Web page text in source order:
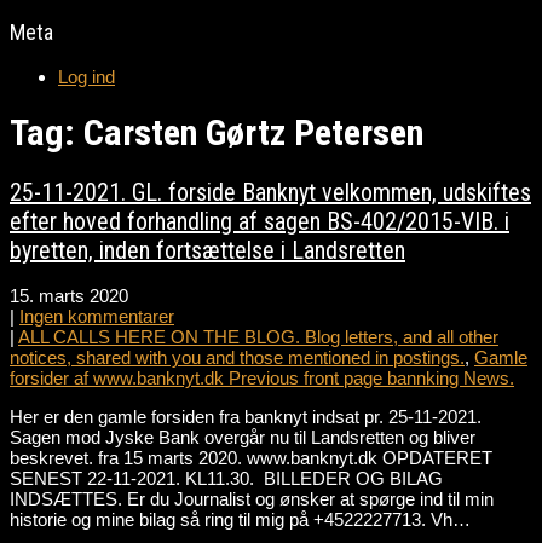
Meta
Log ind
Tag: Carsten Gørtz Petersen
25-11-2021. GL. forside Banknyt velkommen, udskiftes
efter hoved forhandling af sagen BS-402/2015-VIB. i
byretten, inden fortsættelse i Landsretten
15. marts 2020
| Ingen kommentarer
| ALL CALLS HERE ON THE BLOG. Blog letters, and all other
notices, shared with you and those mentioned in postings., Gamle
forsider af www.banknyt.dk Previous front page bannking News.
Her er den gamle forsiden fra banknyt indsat pr. 25-11-2021.
Sagen mod Jyske Bank overgår nu til Landsretten og bliver
beskrevet. fra 15 marts 2020. www.banknyt.dk OPDATERET
SENEST 22-11-2021. KL11.30. BILLEDER OG BILAG
INDSÆTTES. Er du Journalist og ønsker at spørge ind til min
historie og mine bilag så ring til mig på +4522227713. Vh…